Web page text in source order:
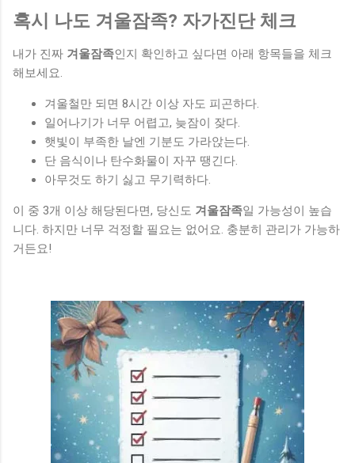
혹시 나도 겨울잠족? 자가진단 체크
내가 진짜 겨울잠족인지 확인하고 싶다면 아래 항목들을 체크
해보세요.
겨울철만 되면 8시간 이상 자도 피곤하다.
일어나기가 너무 어렵고, 늦잠이 잦다.
햇빛이 부족한 날엔 기분도 가라앉는다.
단 음식이나 탄수화물이 자꾸 땡긴다.
아무것도 하기 싫고 무기력하다.
이 중 3개 이상 해당된다면, 당신도 겨울잠족일 가능성이 높습
니다. 하지만 너무 걱정할 필요는 없어요. 충분히 관리가 가능하
거든요!